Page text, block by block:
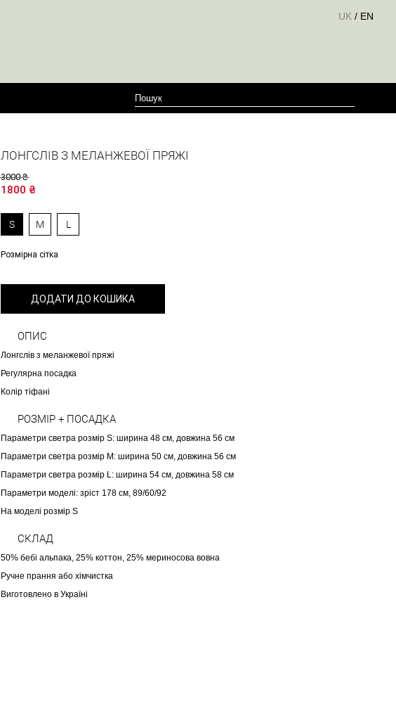
UK / EN
ЛОНГСЛІВ З МЕЛАНЖЕВОЇ ПРЯЖІ
3000₴
1800 ₴
S M L
Розмірна сітка
ДОДАТИ ДО КОШИКА
ОПИС
Лонгслів з меланжевої пряжі
Регулярна посадка
Колір тіфані
РОЗМІР + ПОСАДКА
Параметри светра розмір S: ширина 48 см, довжина 56 см
Параметри светра розмір М: ширина 50 см, довжина 56 см
Параметри светра розмір L: ширина 54 см, довжина 58 см
Параметри моделі: зріст 178 см, 89/60/92
На моделі розмір S
СКЛАД
50% бебі альпака, 25% коттон, 25% мериносова вовна
Ручне прання або хімчистка
Виготовлено в Україні